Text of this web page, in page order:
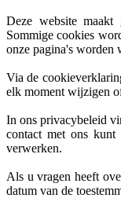
Deze website maakt
Sommige cookies
onze pagina's worden
Via de
elk moment wijzigen
In ons privacybeleid
contact met ons kunt
verwerken.
Als u vragen heeft
datum van de